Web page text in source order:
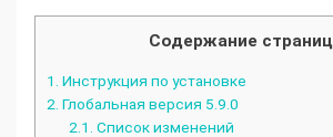
Содержание
1. Инструкция по установке
2. Глобальная версия 5.9.0
2.1. Список изменений